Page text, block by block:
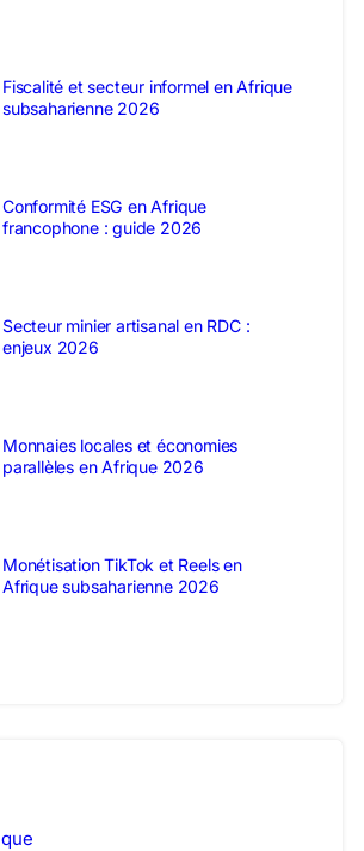
Fiscalité et secteur informel en Afrique
subsaharienne 2026
Conformité ESG en Afrique
francophone : guide 2026
Secteur minier artisanal en RDC :
enjeux 2026
Monnaies locales et économies
parallèles en Afrique 2026
Monétisation TikTok et Reels en
Afrique subsaharienne 2026